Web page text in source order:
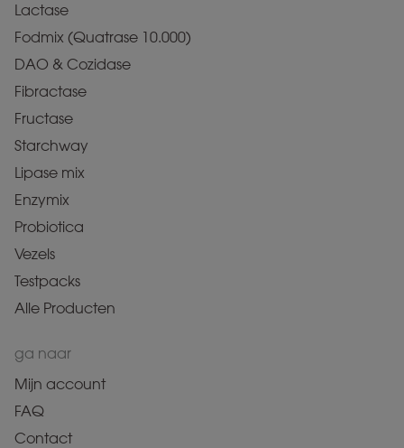
Lactase
Fodmix (Quatrase 10.000)
DAO & Cozidase
Fibractase
Fructase
Starchway
Lipase mix
Enzymix
Probiotica
Vezels
Testpacks
Alle Producten
ga naar
Mijn account
FAQ
Contact